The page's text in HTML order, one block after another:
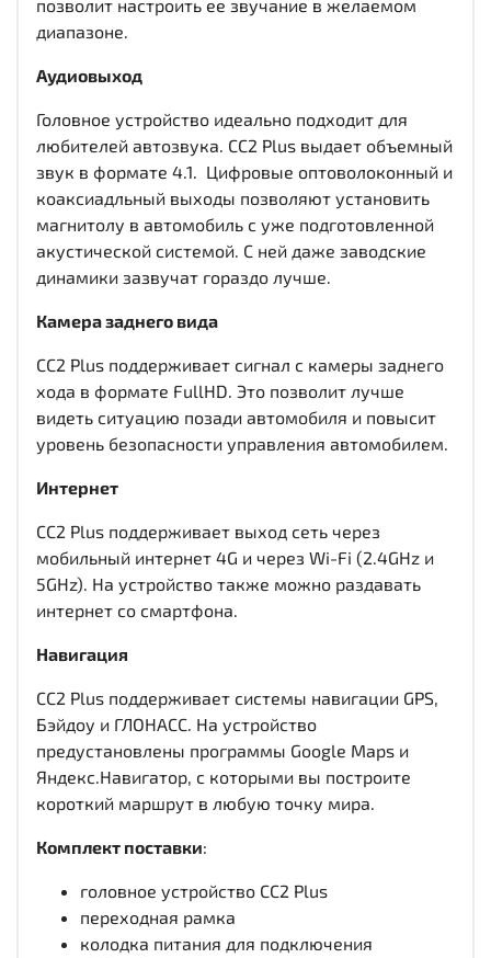
позволит настроить ее звучание в желаемом
диапазоне.
Аудиовыход
Головное устройство идеально подходит для
любителей автозвука. CC2 Plus выдает объемный
звук в формате 4.1. Цифровые оптоволоконный и
коаксиадльный выходы позволяют установить
магнитолу в автомобиль с уже подготовленной
акустической системой. С ней даже заводские
динамики зазвучат гораздо лучше.
Камера заднего вида
CC2 Plus поддерживает сигнал с камеры заднего
хода в формате FullHD. Это позволит лучше
видеть ситуацию позади автомобиля и повысит
уровень безопасности управления автомобилем.
Интернет
CC2 Plus поддерживает выход сеть через
мобильный интернет 4G и через Wi-Fi (2.4GHz и
5GHz). На устройство также можно раздавать
интернет со смартфона.
Навигация
CC2 Plus поддерживает системы навигации GPS,
Бэйдоу и ГЛОНАСС. На устройство
предустановлены программы Google Maps и
Яндекс.Навигатор, с которыми вы построите
короткий маршрут в любую точку мира.
Комплект поставки:
головное устройство CC2 Plus
переходная рамка
колодка питания для подключения